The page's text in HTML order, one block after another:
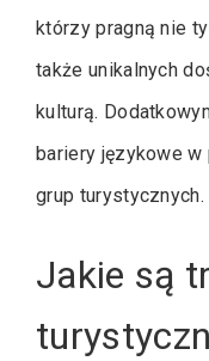
którzy pragną nie
także unikalnych
kulturą.
bariery językowe
grup turystycznych.
Jakie są